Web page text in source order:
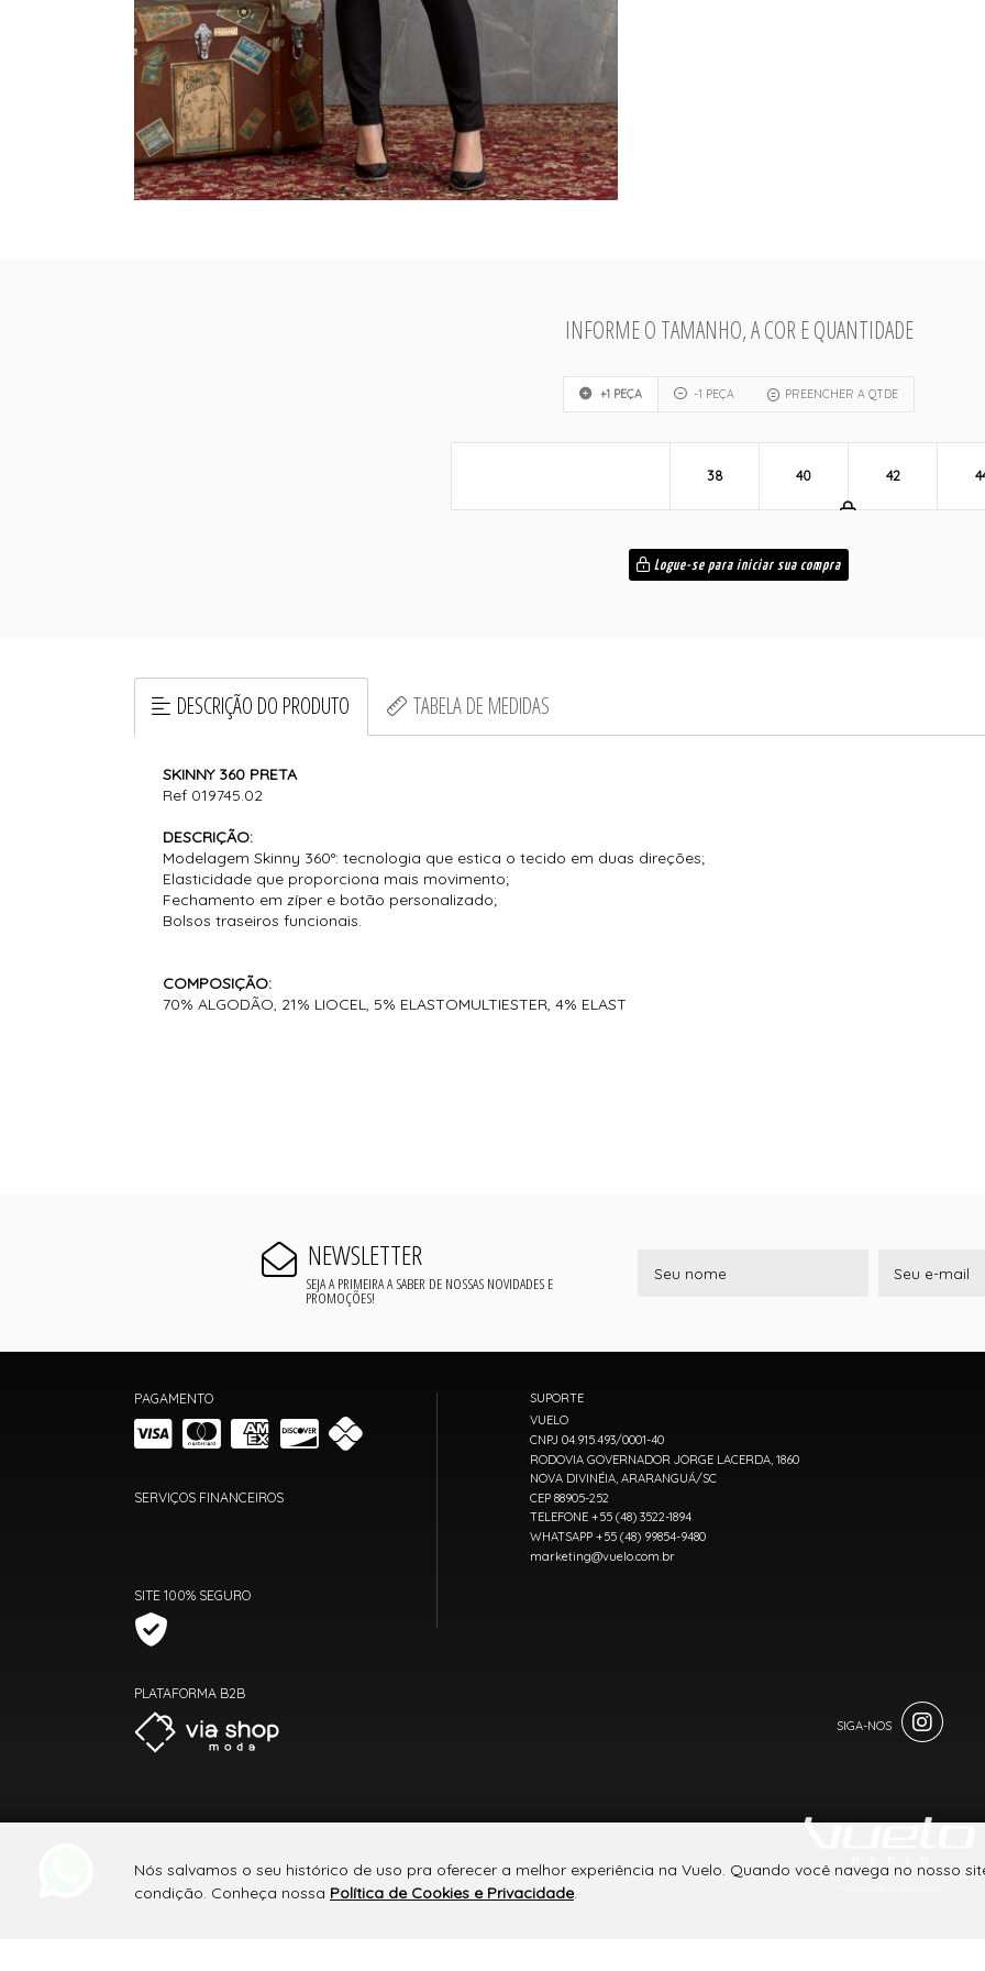
INFORME O TAMANHO, A COR E QUANTIDADE
+1 PEÇA -1 PEÇA PREENCHER A QTDE
38 40 42
Logue-se para iniciar sua compra
DESCRIÇÃO DO PRODUTO TABELA DE MEDIDAS
SKINNY 360 PRETA
Ref 019745.02
DESCRIÇÃO:
Modelagem Skinny 360°: tecnologia que estica o tecido em duas direções;
Elasticidade que proporciona mais movimento;
Fechamento em zíper e botão personalizado;
Bolsos traseiros funcionais.
COMPOSIÇÃO:
70% ALGODÃO, 21% LIOCEL, 5% ELASTOMULTIESTER, 4% ELAST
NEWSLETTER
SEJA A PRIMEIRA A SABER DE NOSSAS NOVIDADES E
PROMOÇÕES!
PAGAMENTO
SERVIÇOS FINANCEIROS
SITE 100% SEGURO
PLATAFORMA B2B
SUPORTE
VUELO
CNPJ 04.915.493/0001-40
RODOVIA GOVERNADOR JORGE LACERDA, 1860
NOVA DIVINÉIA, ARARANGUÁ/SC
CEP 88905-252
TELEFONE +55 (48) 3522-1894
WHATSAPP +55 (48) 99854-9480
marketing@vuelo.com.br
Nós salvamos o seu histórico de uso pra oferecer a melhor experiência na Vuelo. Quando você navega no nosso
condição. Conheça nossa Política de Cookies e Privacidade.